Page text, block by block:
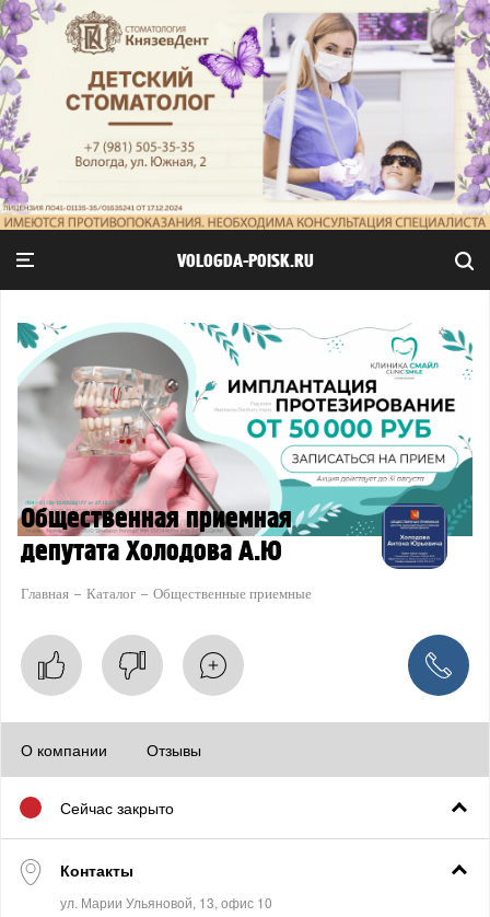
VOLOGDA-POISK.RU
Общественная приемная
депутата Холодова А.Ю
Главная Каталог Общественные приемные
О компании Отзывы
Сейчас закрыто
Контакты